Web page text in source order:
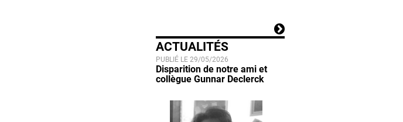
ACTUALITÉS
PUBLIÉ LE 29/05/2026
Disparition de notre ami et
collègue Gunnar Declerck